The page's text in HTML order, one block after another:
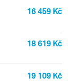
16 459 Kč
18 619 Kč
19 109 Kč